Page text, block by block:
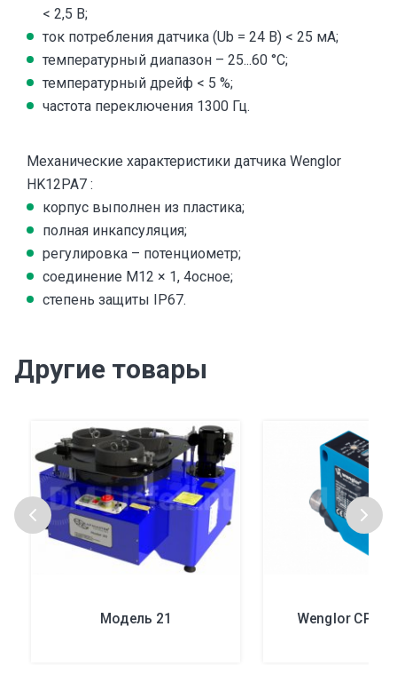
< 2,5 В;
ток потребления датчика (Ub = 24 В) < 25 мA;
температурный диапазон – 25...60 °C;
температурный дрейф < 5 %;
частота переключения 1300 Гц.
Механические характеристики датчика Wenglor
HK12PA7 :
корпус выполнен из пластика;
полная инкапсуляция;
регулировка – потенциометр;
соединение M12 × 1, 4осное;
степень защиты IP67.
Другие товары
Модель 21 Wenglor